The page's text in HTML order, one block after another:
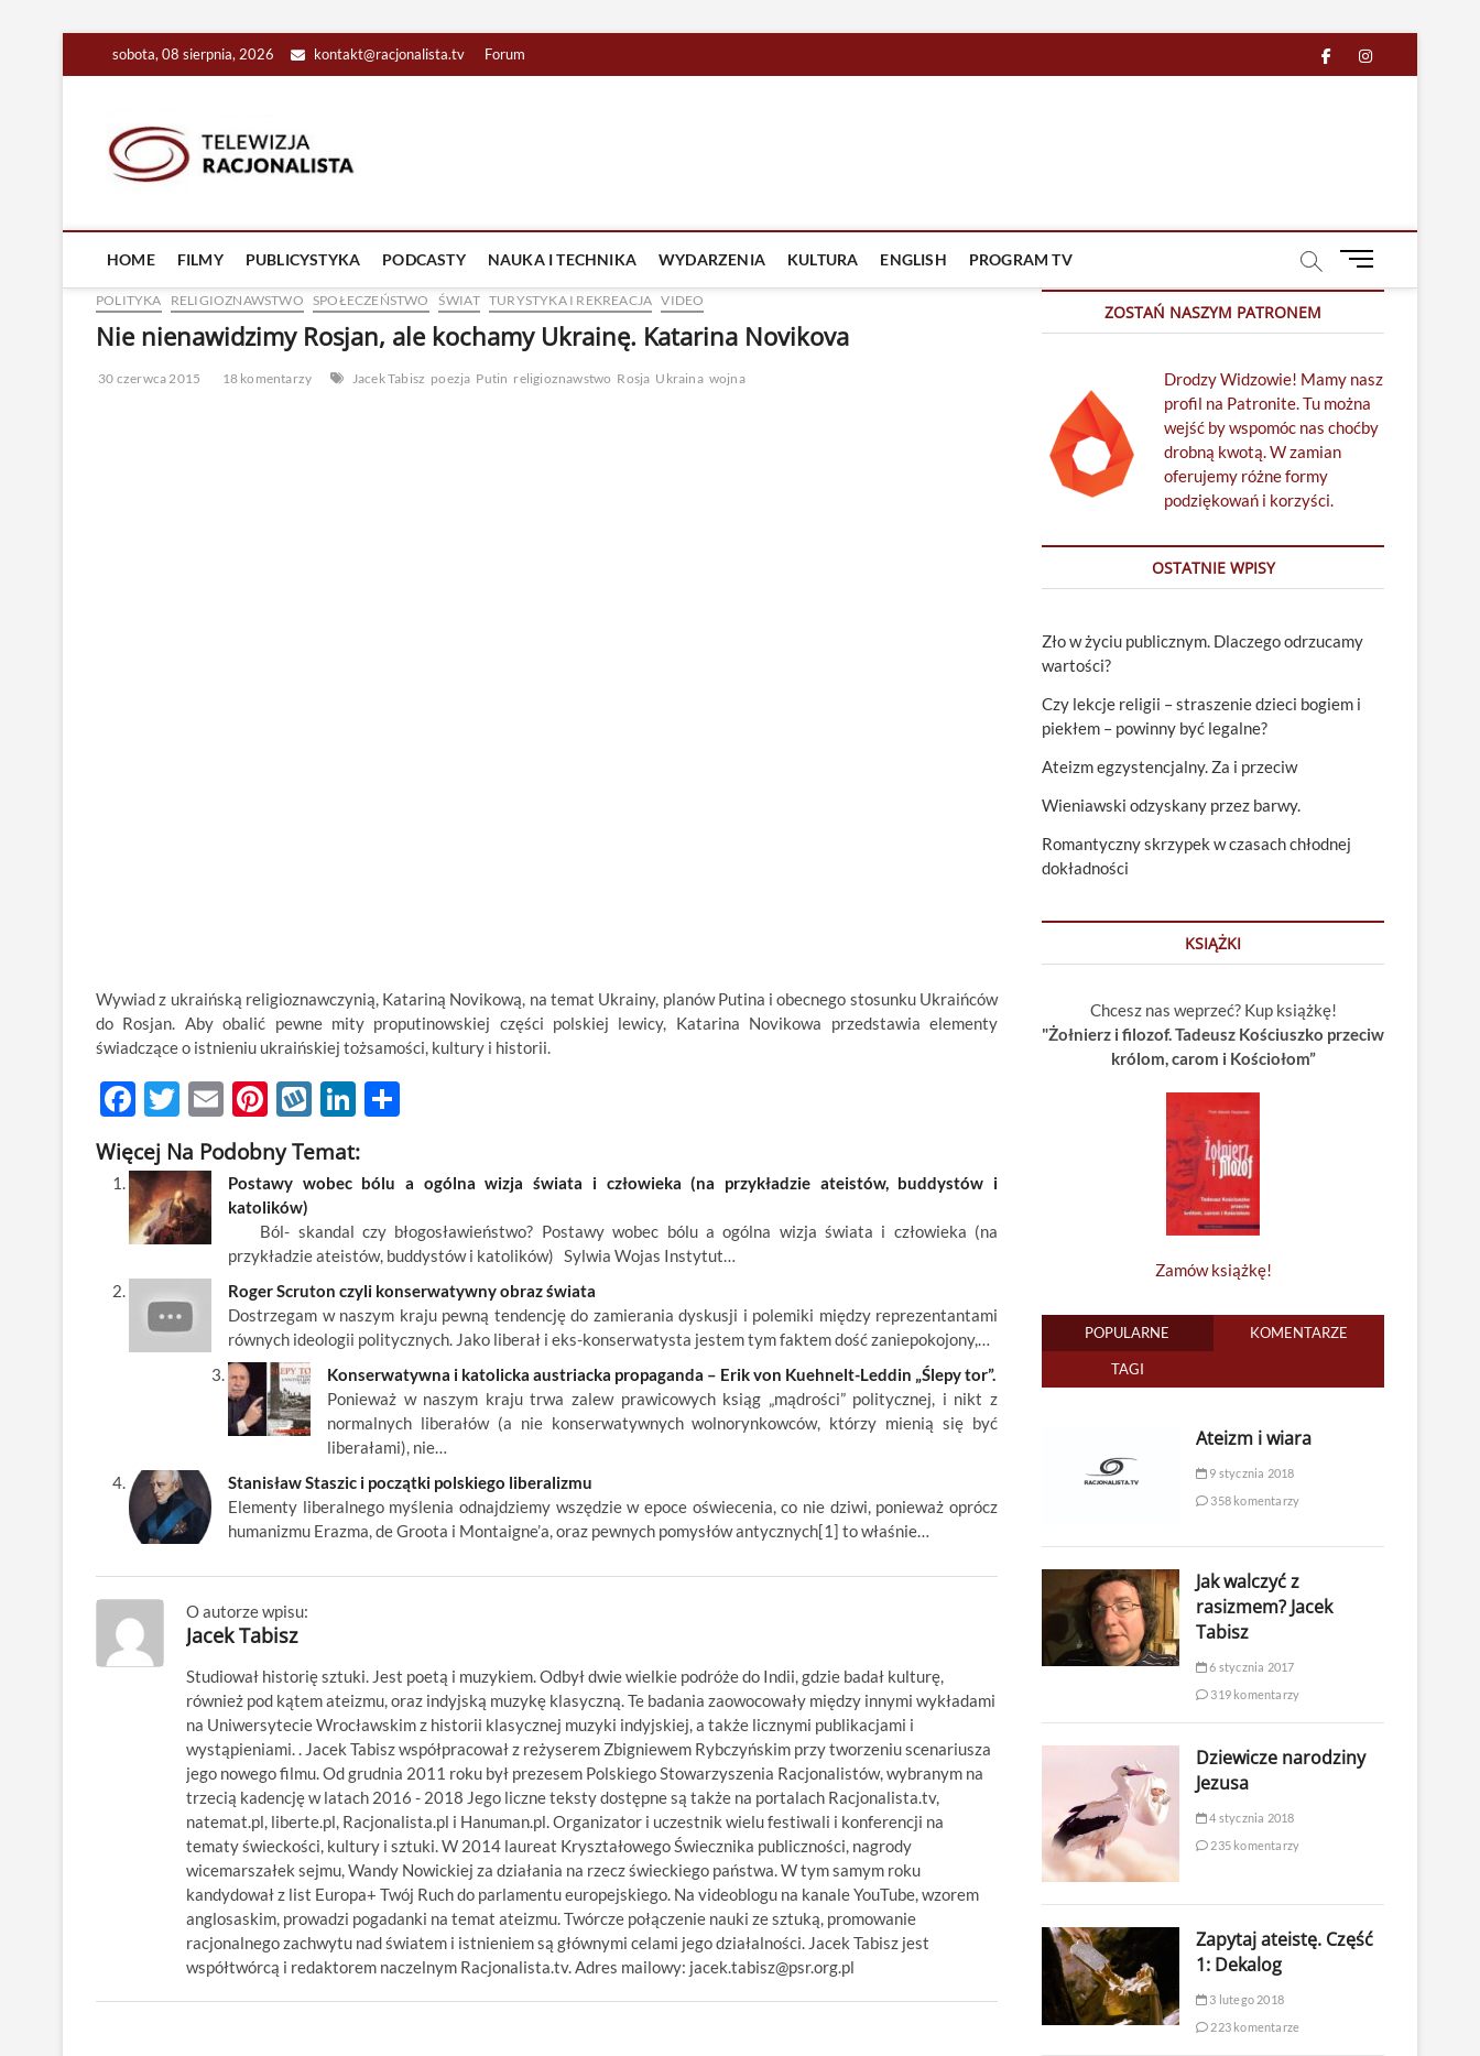
sobota, 08 sierpnia, 2026 kontakt@racjonalista.tv Forum facebook
in
HOME FILMY PUBLICYSTYKA PODCASTY NAUKA I TECHNIKA WYDARZENIA KULTURA ENGLISH PROGRAM TV
M
u
u
t
t
POLITYKA RELIGIOZNAWSTWO SPOŁECZEŃSTWO ŚWIAT TURYSTYKA I REKREACJA VIDEO
Nie nienawidzimy Rosjan, ale kochamy Ukrainę. Katarina Novikova
30 czerwca 2015 18 komentarzy Jacek Tabisz poezja Putin religioznawstwo Rosja Ukraina wojna
Wywiad z ukraińską religioznawczynią, Katariną Novikową, na temat Ukrainy, planów Putina i obecnego stosunku Ukraińców
do Rosjan. Aby obalić pewne mity proputinowskiej części polskiej lewicy, Katarina Novikowa przedstawia elementy
świadczące o istnieniu ukraińskiej tożsamości, kultury i historii.
F
ac
e
b
o
o
k
T
w
itt
er
E
m
ail
Pi
nt
er
es
t
W
k
p
Li
k
dI
n
ar
Więcej Na Podobny Temat:
Postawy wobec bólu a ogólna wizja świata i człowieka (na przykładzie ateistów, buddystów i
katolików)
Ból- skandal czy błogosławieństwo? Postawy wobec bólu a ogólna wizja świata i człowieka (na
przykładzie ateistów, buddystów i katolików) Sylwia Wojas Instytut…
Roger Scruton czyli konserwatywny obraz świata
Dostrzegam w naszym kraju pewną tendencję do zamierania dyskusji i polemiki między reprezentantami
równych ideologii politycznych. Jako liberał i eks-konserwatysta jestem tym faktem dość zaniepokojony,…
Konserwatywna i katolicka austriacka propaganda – Erik von Kuehnelt-Leddin „Ślepy tor”.
Ponieważ w naszym kraju trwa zalew prawicowych ksiąg „mądrości” politycznej, i nikt z
normalnych liberałów (a nie konserwatywnych wolnorynkowców, którzy mienią się być
liberałami), nie…
Stanisław Staszic i początki polskiego liberalizmu
Elementy liberalnego myślenia odnajdziemy wszędzie w epoce oświecenia, co nie dziwi, ponieważ oprócz
humanizmu Erazma, de Groota i Montaigne’a, oraz pewnych pomysłów antycznych[1] to właśnie…
O autorze wpisu:
Jacek Tabisz
Studiował historię sztuki. Jest poetą i muzykiem. Odbył dwie wielkie podróże do Indii, gdzie badał kulturę,
również pod kątem ateizmu, oraz indyjską muzykę klasyczną. Te badania zaowocowały między innymi wykładami
na Uniwersytecie Wrocławskim z historii klasycznej muzyki indyjskiej, a także licznymi publikacjami i
wystąpieniami. . Jacek Tabisz współpracował z reżyserem Zbigniewem Rybczyńskim przy tworzeniu scenariusza
jego nowego filmu. Od grudnia 2011 roku był prezesem Polskiego Stowarzyszenia Racjonalistów, wybranym na
trzecią kadencję w latach 2016 - 2018 Jego liczne teksty dostępne są także na portalach Racjonalista.tv,
natemat.pl, liberte.pl, Racjonalista.pl i Hanuman.pl. Organizator i uczestnik wielu festiwali i konferencji na
tematy świeckości, kultury i sztuki. W 2014 laureat Kryształowego Świecznika publiczności, nagrody
wicemarszałek sejmu, Wandy Nowickiej za działania na rzecz świeckiego państwa. W tym samym roku
kandydował z list Europa+ Twój Ruch do parlamentu europejskiego. Na videoblogu na kanale YouTube, wzorem
anglosaskim, prowadzi pogadanki na temat ateizmu. Twórcze połączenie nauki ze sztuką, promowanie
racjonalnego zachwytu nad światem i istnieniem są głównymi celami jego działalności. Jacek Tabisz jest
współtwórcą i redaktorem naczelnym Racjonalista.tv. Adres mailowy: jacek.tabisz@psr.org.pl
ZOSTAŃ NASZYM PATRONEM
Drodzy Widzowie! Mamy nasz
profil na Patronite. Tu można
wejść by wspomóc nas choćby
drobną kwotą. W zamian
oferujemy różne formy
podziękowań i korzyści.
OSTATNIE WPISY
Zło w życiu publicznym. Dlaczego odrzucamy
wartości?
Czy lekcje religii – straszenie dzieci bogiem i
piekłem – powinny być legalne?
Ateizm egzystencjalny. Za i przeciw
Wieniawski odzyskany przez barwy.
Romantyczny skrzypek w czasach chłodnej
dokładności
KSIĄŻKI
Chcesz nas weprzeć? Kup książkę!
"Żołnierz i filozof. Tadeusz Kościuszko przeciw
królom, carom i Kościołom”
Zamów książkę!
POPULARNE KOMENTARZE
TAGI
Ateizm i wiara
9 stycznia 2018
358 komentarzy
Jak walczyć z
rasizmem? Jacek
Tabisz
6 stycznia 2017
319 komentarzy
Dziewicze narodziny
Jezusa
4 stycznia 2018
235 komentarzy
Zapytaj ateistę. Część
1: Dekalog
3 lutego 2018
223 komentarze